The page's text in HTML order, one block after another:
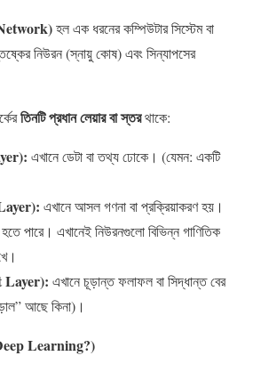
Network)হল এক ধরনের কম্পিউটার সিস্টেম বা
নিউরন (স্নায়ু কোষ) এবং সিন্যাপসের
তিনটি প্রধান লেয়ার বা স্তরথাকে:
এখানে ডেটা বা তথ্য ঢোকে। (যেমন: একটি
এখানে আসল গণনা বা প্রক্রিয়াকরণ হয়।
পারে। এখানেই নিউরনগুলো বিভিন্ন গাণিতিক
Layer): এখানে চূড়ান্ত ফলাফল বা সিদ্ধান্ত বের
আছে কিনা)।
Deep Learning?)